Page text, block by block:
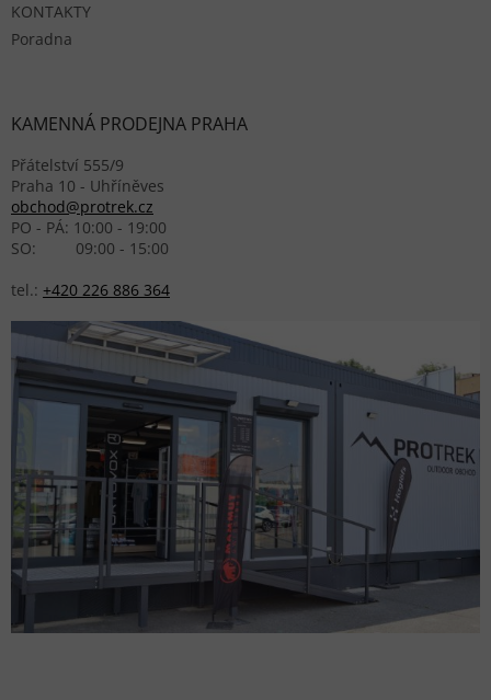
KONTAKTY
Poradna
KAMENNÁ PRODEJNA PRAHA
Přátelství 555/9
Praha 10 - Uhříněves
obchod@protrek.cz
PO - PÁ: 10:00 - 19:00
SO: 09:00 - 15:00
tel.: +420 226 886 364